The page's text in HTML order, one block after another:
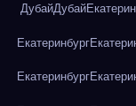
ДубайДубай
Екатеринбург
Екатеринбург